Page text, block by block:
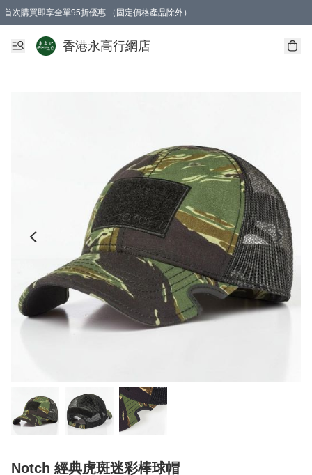
首次購買即享全單95折優惠 （固定價格產品除外）
澳門地區購物滿$800免運費
香港地區購物滿$600免運費
購買滿HK$1000即可免費獲得一個GEARLEX Small Ear Carabiner 2.0 扣環（贈品
香港永高行網店
Notch 經典虎斑迷彩棒球帽